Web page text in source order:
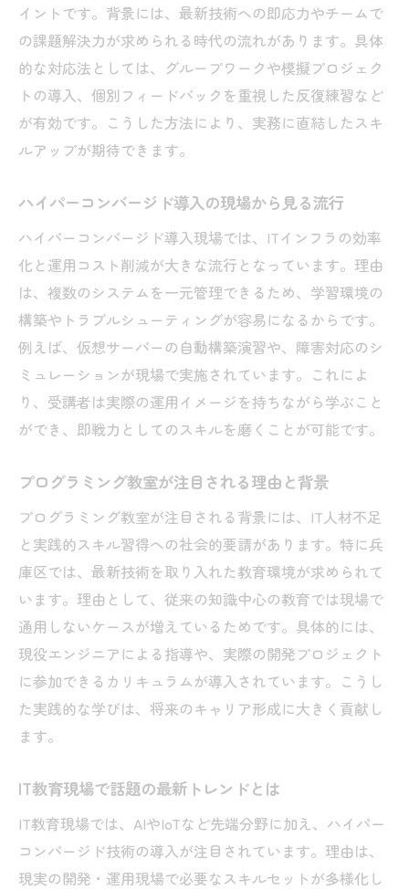
イントです。背景には、最新技術への即応力やチームで
の課題解決力が求められる時代の流れがあります。具体
的な対応法としては、グループワークや模擬プロジェク
トの導入、個別フィードバックを重視した反復練習など
が有効です。こうした方法により、実務に直結したスキ
ルアップが期待できます。
ハイパーコンバージド導入の現場から見る流行
ハイパーコンバージド導入現場では、ITインフラの効率
化と運用コスト削減が大きな流行となっています。理由
は、複数のシステムを一元管理できるため、学習環境の
構築やトラブルシューティングが容易になるからです。
例えば、仮想サーバーの自動構築演習や、障害対応のシ
ミュレーションが現場で実施されています。これによ
り、受講者は実際の運用イメージを持ちながら学ぶこと
ができ、即戦力としてのスキルを磨くことが可能です。
プログラミング教室が注目される理由と背景
プログラミング教室が注目される背景には、IT人材不足
と実践的スキル習得への社会的要請があります。特に兵
庫区では、最新技術を取り入れた教育環境が求められて
います。理由として、従来の知識中心の教育では現場で
通用しないケースが増えているためです。具体的には、
現役エンジニアによる指導や、実際の開発プロジェクト
に参加できるカリキュラムが導入されています。こうし
た実践的な学びは、将来のキャリア形成に大きく貢献し
ます。
IT教育現場で話題の最新トレンドとは
IT教育現場では、AIやIoTなど先端分野に加え、ハイパー
コンバージド技術の導入が注目されています。理由は、
現実の開発・運用現場で必要なスキルセットが多様化し